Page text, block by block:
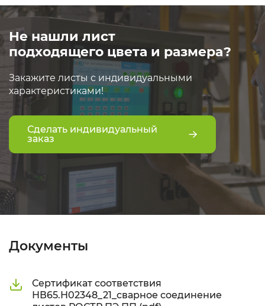
Не нашли лист
подходящего цвета и размера?
Закажите листы с индивидуальными
характеристиками!
Сделать индивидуальный
заказ
Документы
Сертификат соответствия
НВ65.Н02348_21_сварное соединение